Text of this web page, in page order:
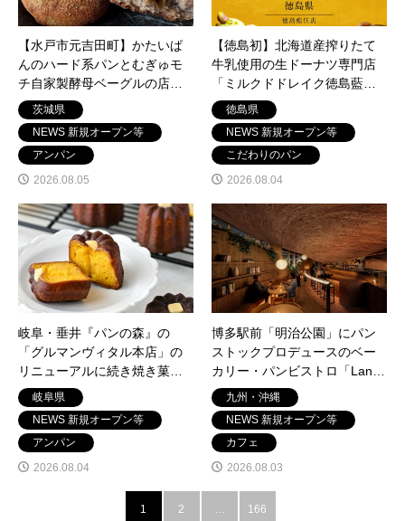
【水戸市元吉田町】かたいぱ
んのハード系パンとむぎゅモ
チ自家製酵母ベーグルの店
「TIRUCA（ティルカ）」8/6
オープン！
茨城県
NEWS 新規オープン等
アンパン
2026.08.05
【徳島初】北海道産搾りたて
牛乳使用の生ドーナツ専門店
「ミルクドドレイク徳島藍住
店」がコーナンPRO駐車場内
にオープン！
徳島県
NEWS 新規オープン等
こだわりのパン
2026.08.04
岐阜・垂井『パンの森』の
「グルマンヴィタル本店」の
リニューアルに続き焼き菓
子・ケーキ専門店
「GURUNIE」オープン
岐阜県
NEWS 新規オープン等
アンパン
2026.08.04
博多駅前「明治公園」にパン
ストックプロデュースのベー
カリー・パンビストロ「Land
Bageri（ランド バゲリ）」オ
ープン！
九州・沖縄
NEWS 新規オープン等
カフェ
2026.08.03
1 2 … 166